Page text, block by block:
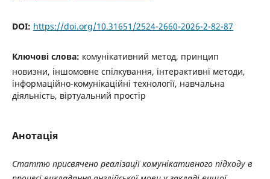
DOI: https://doi.org/10.31651/2524-2660-2026-2-82-87
Ключові слова: комунікативний метод, принцип
новизни, іншомовне спілкування, інтерактивні методи,
інформаційно-комунікаційні технології, навчальна
діяльність, віртуальний простір
Анотація
Статтю присвячено реалізації комунікативного підходу в